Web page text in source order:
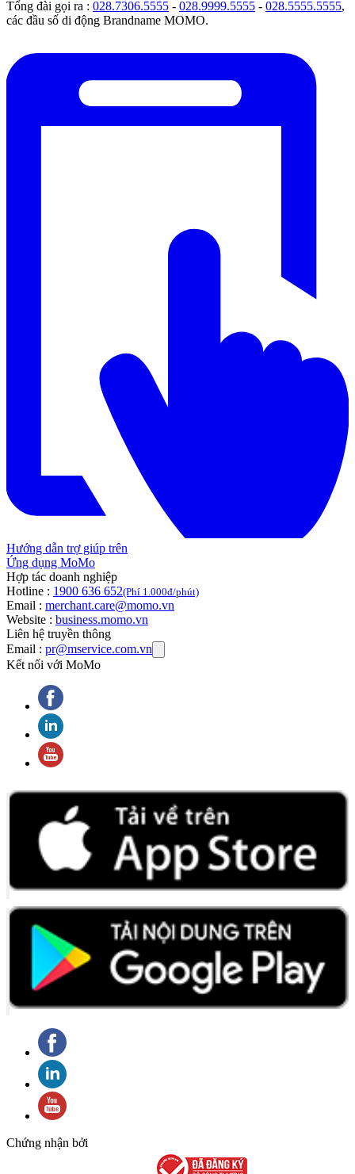
Tổng đài gọi ra : 028.7306.5555 - 028.9999.5555 - 028.5555.5555,
các đầu số di động Brandname MOMO.
Hướng dẫn trợ giúp trên
Ứng dụng MoMo
Hợp tác doanh nghiệp
Hotline : 1900 636 652(Phí 1.000đ/phút)
Email : merchant.care@momo.vn
Website : business.momo.vn
Liên hệ truyền thông
Email : pr@mservice.com.vn
Kết nối với MoMo
Chứng nhận bởi